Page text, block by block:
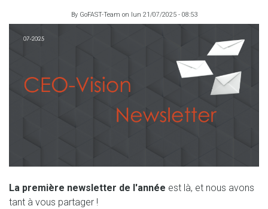
By GoFAST-Team on lun 21/07/2025 - 08:53
La première newsletter de l'année est là, et nous avons
tant à vous partager !